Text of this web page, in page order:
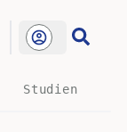
Studien